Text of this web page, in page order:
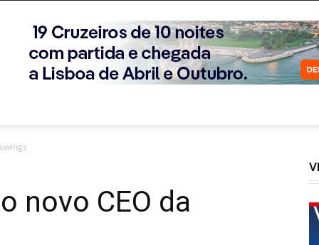
novo CEO da